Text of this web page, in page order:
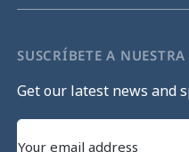
SUSCRÍBETE A
Get our latest news and